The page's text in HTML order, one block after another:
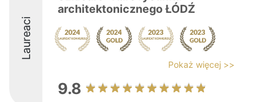
Laureaci
architektonicznego ŁÓDŹ
Pokaż więcej >>
9.8